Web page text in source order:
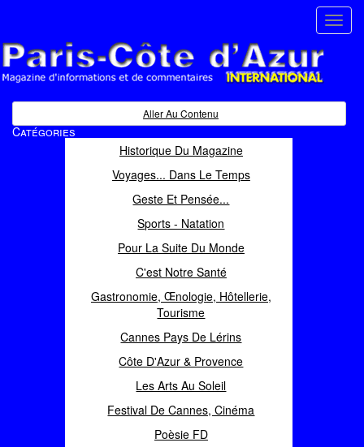
Magazine d'informations et de commentaires
Aller Au Contenu
Catégories
Historique Du Magazine
Voyages... Dans Le Temps
Geste Et Pensée...
Sports - Natation
Pour La Suite Du Monde
C'est Notre Santé
Gastronomie, Œnologie, Hôtellerie,
Tourisme
Cannes Pays De Lérins
Côte D'Azur & Provence
Les Arts Au Soleil
Festival De Cannes, Cinéma
Poèsie FD